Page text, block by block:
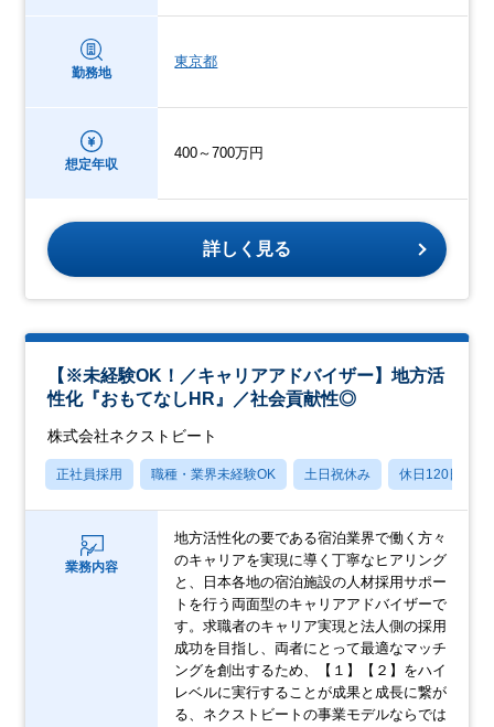
勤務地
東京都
想定年収
400～700万円
詳しく見る
【※未経験OK！／キャリアアドバイザー】地方活
性化『おもてなしHR』／社会貢献性◎
株式会社ネクストビート
正社員採用 職種・業界未経験OK 土日祝休み 休日120日以上
業務内容
地方活性化の要である宿泊業界で働く方々
のキャリアを実現に導く丁寧なヒアリング
と、日本各地の宿泊施設の人材採用サポー
トを行う両面型のキャリアアドバイザーで
す。求職者のキャリア実現と法人側の採用
成功を目指し、両者にとって最適なマッチ
ングを創出するため、【１】【２】をハイ
レベルに実行することが成果と成長に繋が
る、ネクストビートの事業モデルならでは